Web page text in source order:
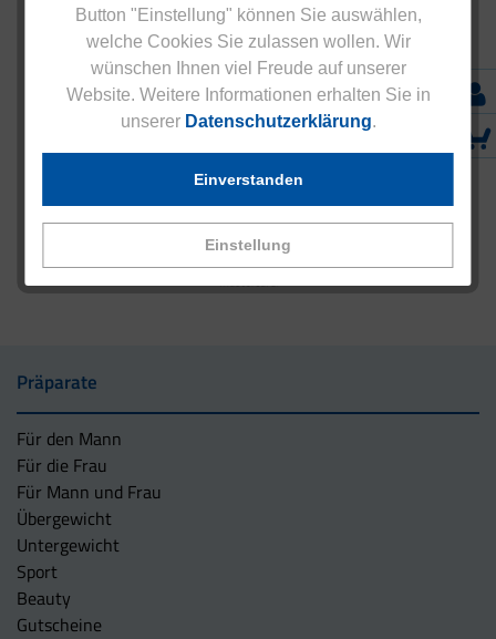
Button "Einstellung" können Sie auswählen,
welche Cookies Sie zulassen wollen. Wir
wünschen Ihnen viel Freude auf unserer
Website. Weitere Informationen erhalten Sie in
unserer Datenschutzerklärung.
Einstellung
Einverstanden
Präparate
Für den Mann
Für die Frau
Für Mann und Frau
Übergewicht
Untergewicht
Sport
Beauty
Gutscheine